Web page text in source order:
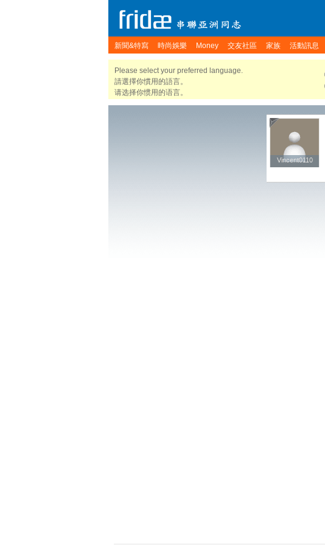
新聞&特寫 時尚娛樂 Money 交友社區 家族 活動訊息
Please select your preferred language.
請選擇你慣用的語言。
请选择你惯用的语言。
Vincent0110
Vincent0110